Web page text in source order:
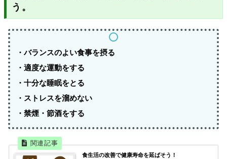
う。
・バランスのよい食事を摂る
・適度な運動をする
・十分な睡眠をとる
・ストレスを溜めない
・禁煙・節酒をする
食生活の改善で健康寿命を延ばそう！